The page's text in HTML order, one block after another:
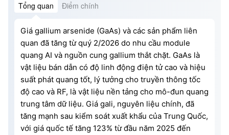
Tổng quan Điểm chính
Giá gallium arsenide (GaAs) và các sản phẩm liên
quan đã tăng từ quý 2/2026 do nhu cầu module
quang AI và nguồn cung gallium thắt chặt. GaAs là
vật liệu bán dẫn có độ linh động điện tử cao và hiệu
suất phát quang tốt, lý tưởng cho truyền thông tốc
độ cao và RF, là vật liệu nền tảng cho mô-đun quang
trung tâm dữ liệu. Giá gali, nguyên liệu chính, đã
tăng mạnh sau kiểm soát xuất khẩu của Trung Quốc,
với giá quốc tế tăng 123% từ đầu năm 2025 đến